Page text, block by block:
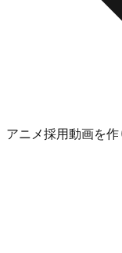
アニメ採用動画を作